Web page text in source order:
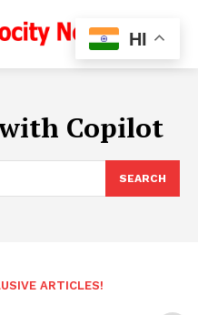
Copilot
SEARCH
ARTICLES!
HI